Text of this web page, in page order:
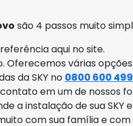
são 4 passos muito
aqui no site.
Oferecemos várias
da SKY no 0800 600
em um de nossos
a instalação de sua SKY
com sua família e